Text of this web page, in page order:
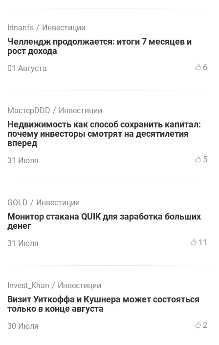
Irinanfs / Инвестиции
Челлендж продолжается: итоги 7 месяцев и
рост дохода
01 Августа 6
МастерDDD / Инвестиции
Недвижимость как способ сохранить капитал:
почему инвесторы смотрят на десятилетия
вперед
31 Июля 5
GOLD / Инвестиции
Монитор стакана QUIK для заработка больших
денег
31 Июля 11
Invest_Khan / Инвестиции
Визит Уиткоффа и Кушнера может состояться
только в конце августа
30 Июля 2